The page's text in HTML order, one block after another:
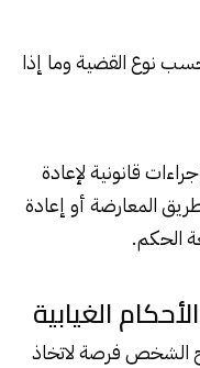
نوع القضية وما إذا
قانونية لإعادة
المعارضة أو إعادة
الحكم.
الغيابية
الشخص فرصة لاتخاذ